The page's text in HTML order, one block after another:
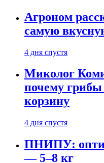
Агроном
самую
4 дня спустя
Миколог
почему
корзину
4 дня спустя
ПНИПУ:
— 5–8 кг